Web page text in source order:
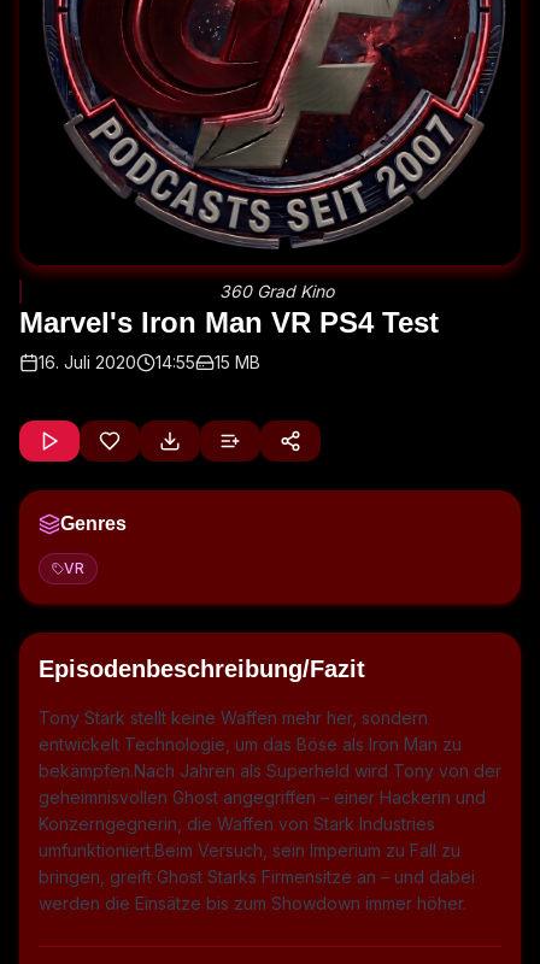
360 Grad Kino
Marvel's Iron Man VR PS4 Test
16. Juli 2020 14:55 15 MB
Genres
VR
Episodenbeschreibung/Fazit
Tony Stark stellt keine Waffen mehr her, sondern
entwickelt Technologie, um das Böse als Iron Man zu
bekämpfen.Nach Jahren als Superheld wird Tony von der
geheimnisvollen Ghost angegriffen – einer Hackerin und
Konzerngegnerin, die Waffen von Stark Industries
umfunktioniert.Beim Versuch, sein Imperium zu Fall zu
bringen, greift Ghost Starks Firmensitze an – und dabei
werden die Einsätze bis zum Showdown immer höher.